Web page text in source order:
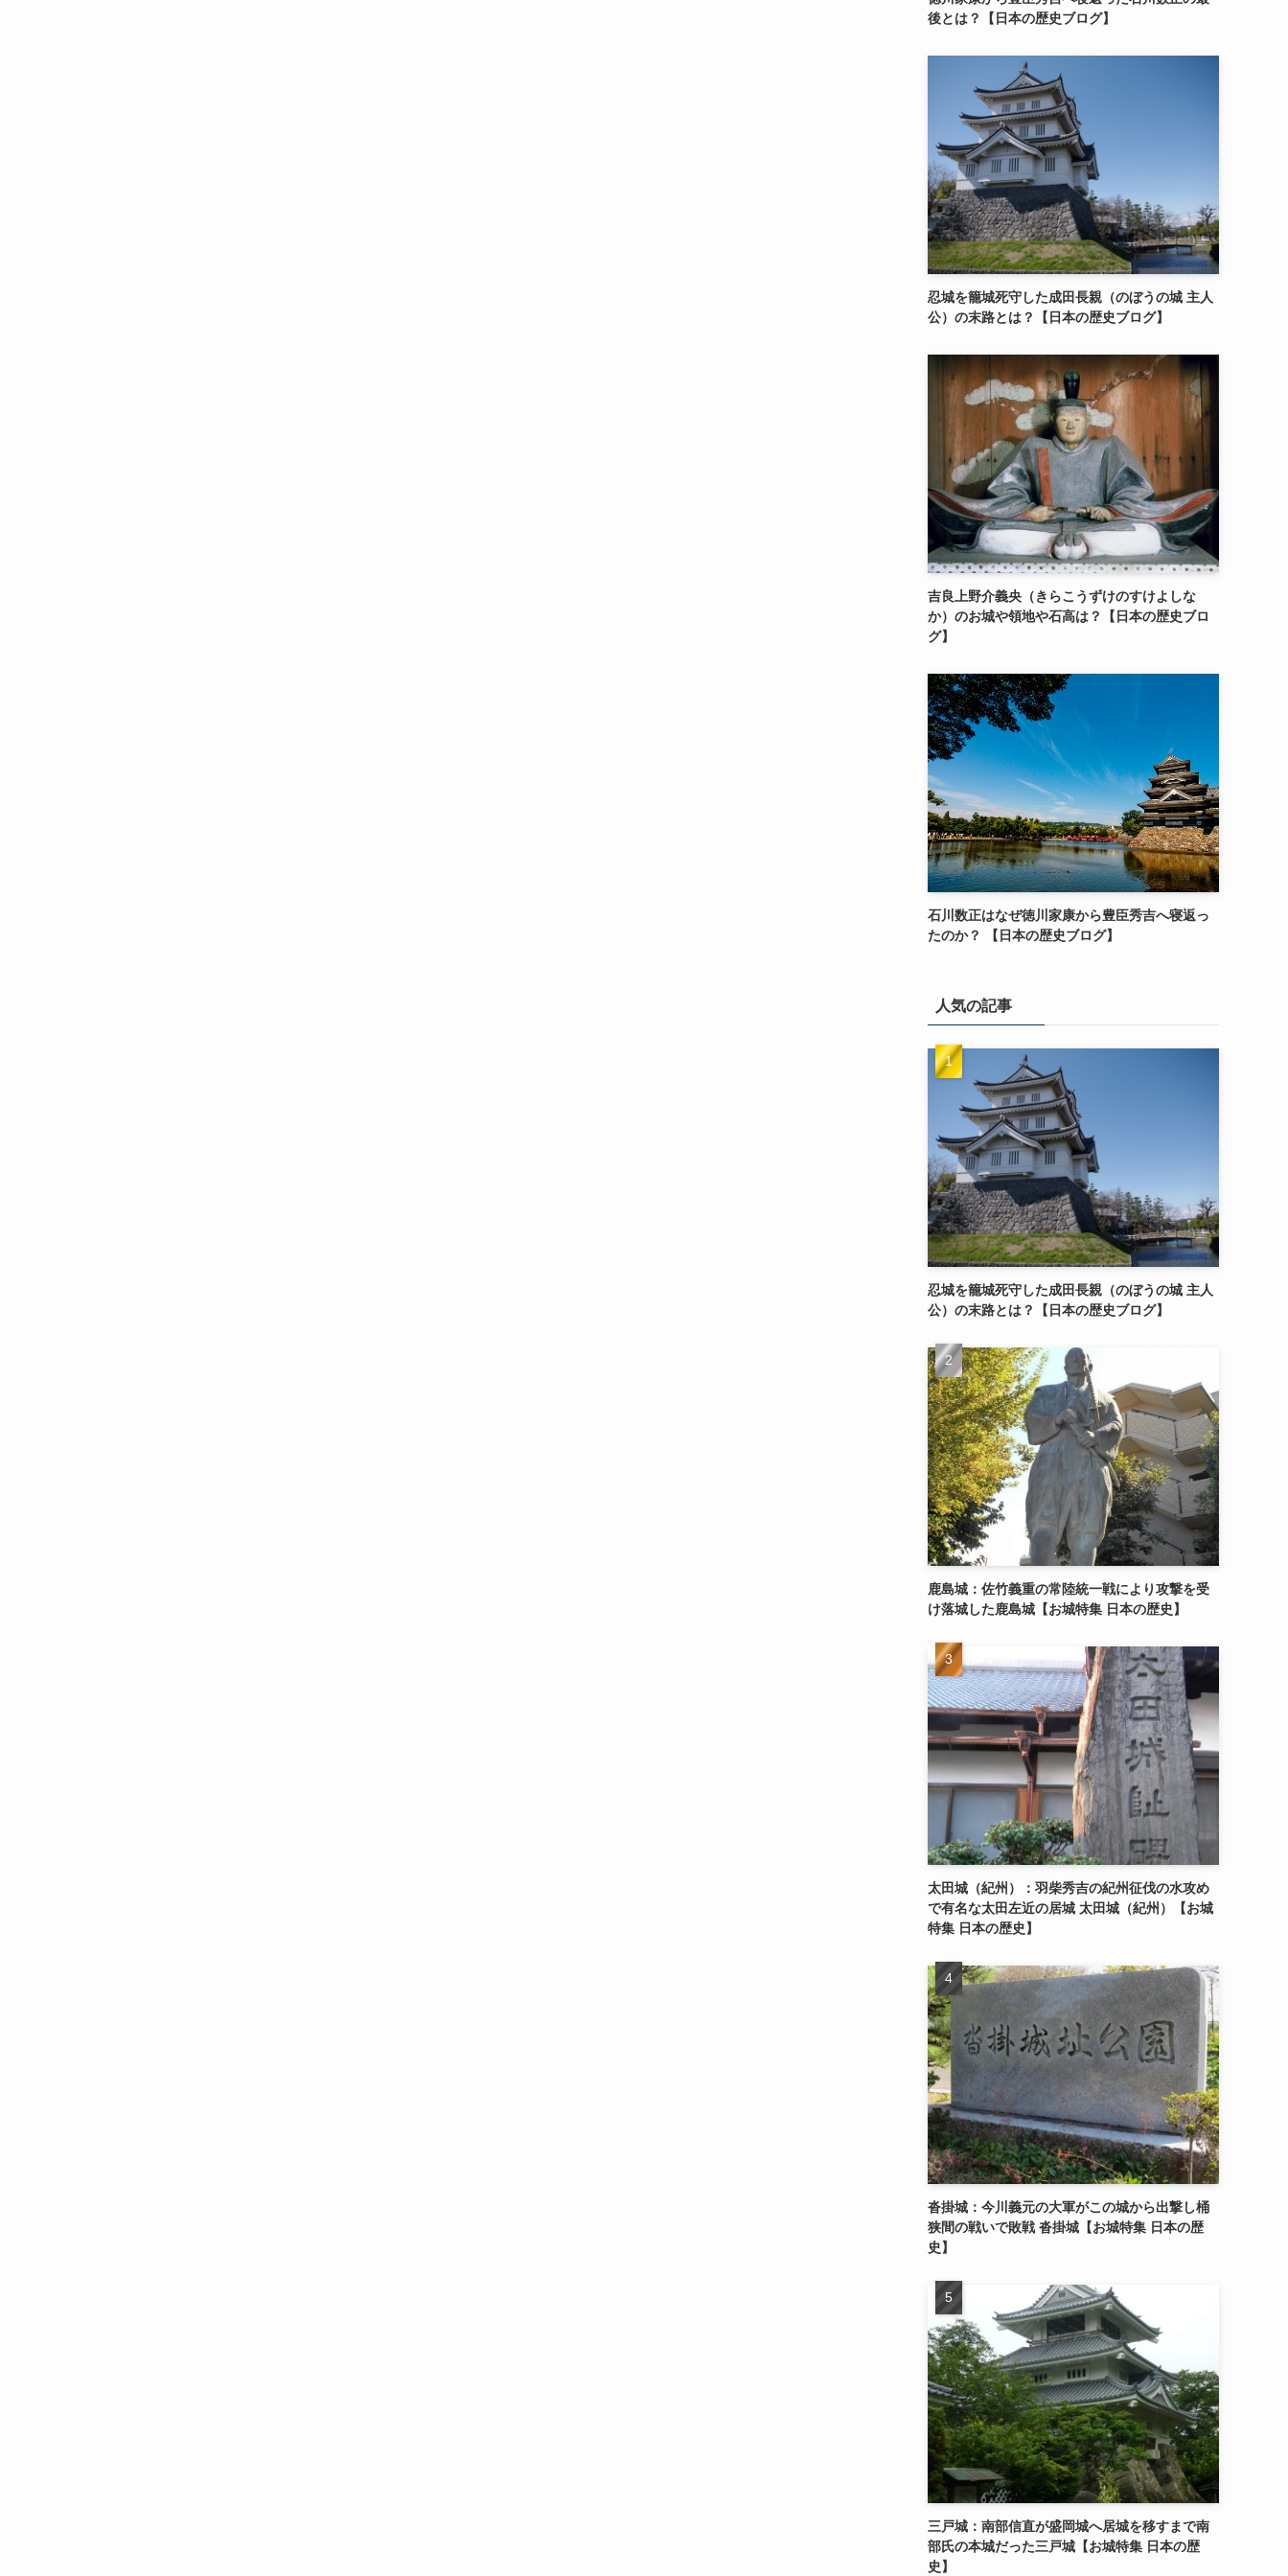
後とは？【日本の歴史ブログ】
忍城を籠城死守した成田長親（のぼうの城 主人
公）の末路とは？【日本の歴史ブログ】
吉良上野介義央（きらこうずけのすけよしな
か）のお城や領地や石高は？【日本の歴史ブロ
グ】
石川数正はなぜ徳川家康から豊臣秀吉へ寝返っ
たのか？ 【日本の歴史ブログ】
人気の記事
忍城を籠城死守した成田長親（のぼうの城 主人
公）の末路とは？【日本の歴史ブログ】
鹿島城：佐竹義重の常陸統一戦により攻撃を受
け落城した鹿島城【お城特集 日本の歴史】
太田城（紀州）：羽柴秀吉の紀州征伐の水攻め
で有名な太田左近の居城 太田城（紀州）【お城
特集 日本の歴史】
沓掛城：今川義元の大軍がこの城から出撃し桶
狭間の戦いで敗戦 沓掛城【お城特集 日本の歴
史】
三戸城：南部信直が盛岡城へ居城を移すまで南
部氏の本城だった三戸城【お城特集 日本の歴
史】